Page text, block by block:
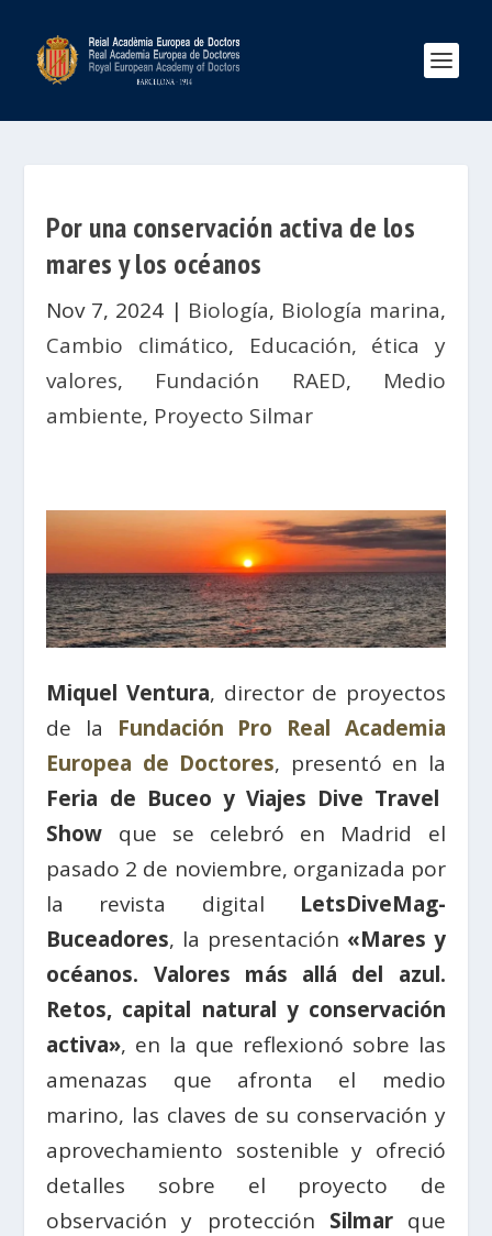
Por una conservación activa de los
mares y los océanos
Nov 7, 2024| Biología, Biología marina,
Cambio climático, Educación, ética y
valores, Fundación RAED, Medio
ambiente, Proyecto Silmar
Miquel Ventura, director de proyectos
de la Fundación Pro Real Academia
Europea de Doctores, presentó en la
Feria de Buceo y Viajes Dive Travel
Show que se celebró en Madrid el
pasado 2 de noviembre, organizada por
la revista digital LetsDiveMag-
Buceadores, la presentación «Mares y
océanos. Valores más allá del azul.
Retos, capital natural y conservación
activa», en la que reflexionó sobre las
amenazas que afronta el medio
marino, las claves de su conservación y
aprovechamiento sostenible y ofreció
detalles sobre el proyecto de
observación y protección Silmarque